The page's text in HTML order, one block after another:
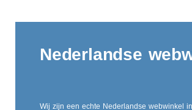
Nederlandse
Wij zijn een echte Nederlandse webwinkel in